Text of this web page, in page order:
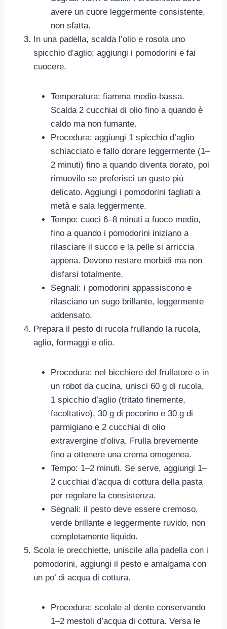
avere un cuore leggermente consistente,
non sfatta.
In una padella, scalda l’olio e rosola uno
spicchio d’aglio; aggiungi i pomodorini e fai
cuocere.
Temperatura: fiamma medio-bassa.
Scalda 2 cucchiai di olio fino a quando è
caldo ma non fumante.
Procedura: aggiungi 1 spicchio d’aglio
schiacciato e fallo dorare leggermente (1–
2 minuti) fino a quando diventa dorato, poi
rimuovilo se preferisci un gusto più
delicato. Aggiungi i pomodorini tagliati a
metà e sala leggermente.
Tempo: cuoci 6–8 minuti a fuoco medio,
fino a quando i pomodorini iniziano a
rilasciare il succo e la pelle si arriccia
appena. Devono restare morbidi ma non
disfarsi totalmente.
Segnali: i pomodorini appassiscono e
rilasciano un sugo brillante, leggermente
addensato.
Prepara il pesto di rucola frullando la rucola,
aglio, formaggi e olio.
Procedura: nel bicchiere del frullatore o in
un robot da cucina, unisci 60 g di rucola,
1 spicchio d’aglio (tritato finemente,
facoltativo), 30 g di pecorino e 30 g di
parmigiano e 2 cucchiai di olio
extravergine d’oliva. Frulla brevemente
fino a ottenere una crema omogenea.
Tempo: 1–2 minuti. Se serve, aggiungi 1–
2 cucchiai d’acqua di cottura della pasta
per regolare la consistenza.
Segnali: il pesto deve essere cremoso,
verde brillante e leggermente ruvido, non
completamente liquido.
Scola le orecchiette, uniscile alla padella con i
pomodorini, aggiungi il pesto e amalgama con
un po’ di acqua di cottura.
Procedura: scolale al dente conservando
1–2 mestoli d’acqua di cottura. Versa le